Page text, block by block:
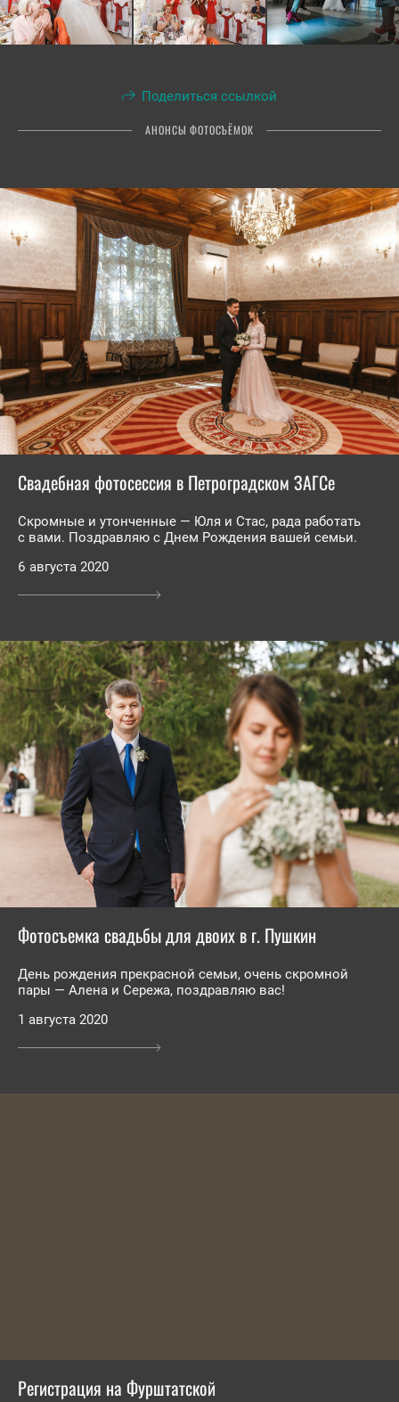
Поделиться ссылкой
АНОНСЫ ФОТОСЪЁМОК
Свадебная фотосессия в Петроградском ЗАГСе
Скромные и утонченные — Юля и Стас, рада работать
с вами. Поздравляю с Днем Рождения вашей семьи.
6 августа 2020
Фотосъемка свадьбы для двоих в г. Пушкин
День рождения прекрасной семьи, очень скромной
пары — Алена и Сережа, поздравляю вас!
1 августа 2020
Регистрация на Фурштатской